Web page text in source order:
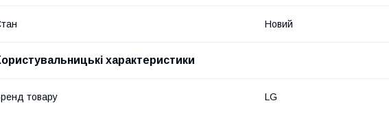
Новий
характеристики
товару LG